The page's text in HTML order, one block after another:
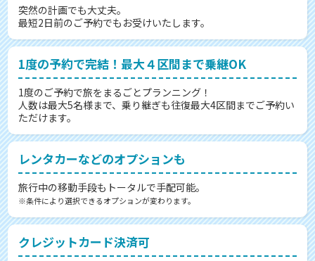
突然の計画でも大丈夫。
最短2日前のご予約でもお受けいたします。
1度の予約で完結！最大４区間まで乗継OK
1度のご予約で旅をまるごとプランニング！
人数は最大5名様まで、乗り継ぎも往復最大4区間までご予約い
ただけます。
レンタカーなどのオプションも
旅行中の移動手段もトータルで手配可能。
※条件により選択できるオプションが変わります。
クレジットカード決済可